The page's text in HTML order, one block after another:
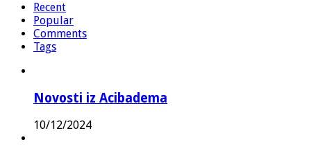
Recent
Popular
Comments
Tags
Novosti iz Acibadema
10/12/2024